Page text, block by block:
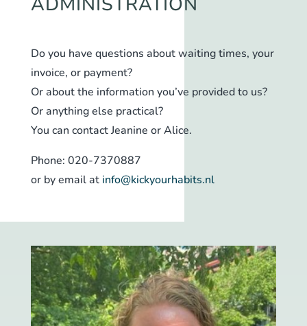
Do you have questions about waiting times, your
invoice, or payment?
Or about the information you’ve provided to us?
Or anything else practical?
You can contact Jeanine or Alice.
Phone: 020-7370887
or by email at info@kickyourhabits.nl